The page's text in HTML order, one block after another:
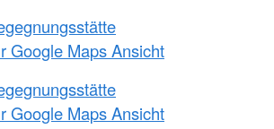
Google Maps Ansicht
Google Maps Ansicht